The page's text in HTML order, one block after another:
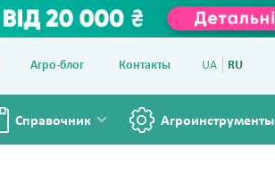
Агро-блог Контакты UA RU
Справочник Агроинструменты